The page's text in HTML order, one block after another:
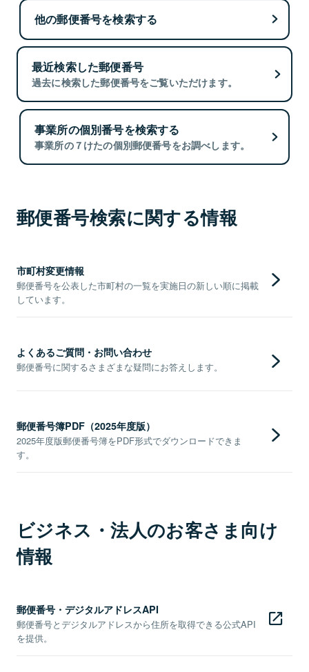
他の郵便番号を検索する
最近検索した郵便番号
過去に検索した郵便番号をご覧いただけます。
事業所の個別番号を検索する
事業所の７けたの個別郵便番号をお調べします。
郵便番号検索に関する情報
市町村変更情報
郵便番号を公表した市町村の一覧を実施日の新しい順に掲載
しています。
よくあるご質問・お問い合わせ
郵便番号に関するさまざまな疑問にお答えします。
郵便番号簿PDF（2025年度版）
2025年度版郵便番号簿をPDF形式でダウンロードできま
す。
ビジネス・法人のお客さま向け
情報
郵便番号・デジタルアドレスAPI
郵便番号とデジタルアドレスから住所を取得できる公式API
を提供。